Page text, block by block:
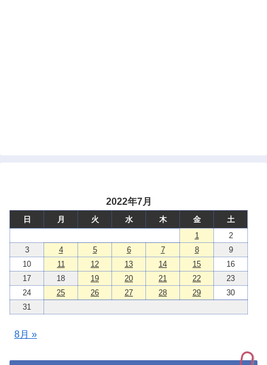
2022年7月
日 月 火 水 木 金
土
1
2
3
4 5 6 7 8
9
10
11 12 13 14 15
16
17
18 19 20 21 22
23
24
25 26 27 28 29
30
31
8月 »